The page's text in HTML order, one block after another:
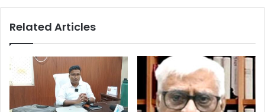
Related Articles